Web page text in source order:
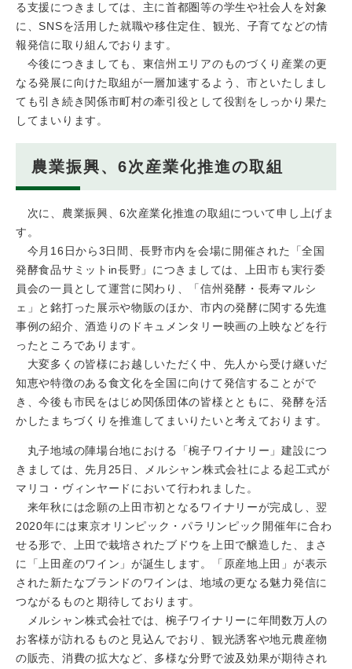
る支援につきましては、主に首都圏等の学生や社会人を対象
に、SNSを活用した就職や移住定住、観光、子育てなどの情
報発信に取り組んでおります。
今後につきましても、東信州エリアのものづくり産業の更
なる発展に向けた取組が一層加速するよう、市といたしまし
ても引き続き関係市町村の牽引役として役割をしっかり果た
してまいります。
農業振興、6次産業化推進の取組
次に、農業振興、6次産業化推進の取組について申し上げま
す。
今月16日から3日間、長野市内を会場に開催された「全国
発酵食品サミットin長野」につきましては、上田市も実行委
員会の一員として運営に関わり、「信州発酵・長寿マルシ
ェ」と銘打った展示や物販のほか、市内の発酵に関する先進
事例の紹介、酒造りのドキュメンタリー映画の上映などを行
ったところであります。
大変多くの皆様にお越しいただく中、先人から受け継いだ
知恵や特徴のある食文化を全国に向けて発信することがで
き、今後も市民をはじめ関係団体の皆様とともに、発酵を活
かしたまちづくりを推進してまいりたいと考えております。
丸子地域の陣場台地における「椀子ワイナリー」建設につ
きましては、先月25日、メルシャン株式会社による起工式が
マリコ・ヴィンヤードにおいて行われました。
来年秋には念願の上田市初となるワイナリーが完成し、翌
2020年には東京オリンピック・パラリンピック開催年に合わ
せる形で、上田で栽培されたブドウを上田で醸造した、まさ
に「上田産のワイン」が誕生します。「原産地上田」が表示
された新たなブランドのワインは、地域の更なる魅力発信に
つながるものと期待しております。
メルシャン株式会社では、椀子ワイナリーに年間数万人の
お客様が訪れるものと見込んでおり、観光誘客や地元農産物
の販売、消費の拡大など、多様な分野で波及効果が期待され